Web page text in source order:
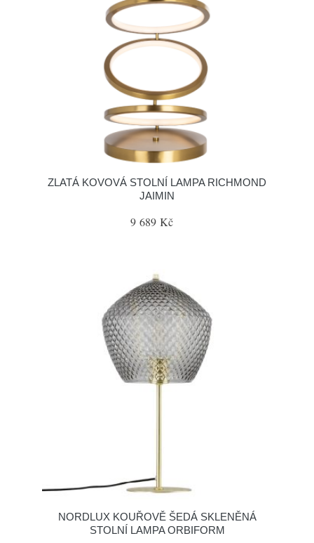
ZLATÁ KOVOVÁ STOLNÍ LAMPA RICHMOND
JAIMIN
9 689 Kč
NORDLUX KOUŘOVĚ ŠEDÁ SKLENĚNÁ
STOLNÍ LAMPA ORBIFORM